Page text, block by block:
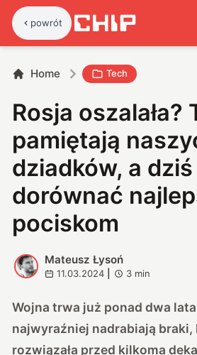
powrót
Home Tech
Rosja oszalała?
pamiętają
dziadków, a
dorównać
pociskom
M
Mateusz Łysoń
11.03.2024 3 min
Wojna trwa już ponad dwa
najwyraźniej nadrabiają braki,
rozwiązała przed kilkoma